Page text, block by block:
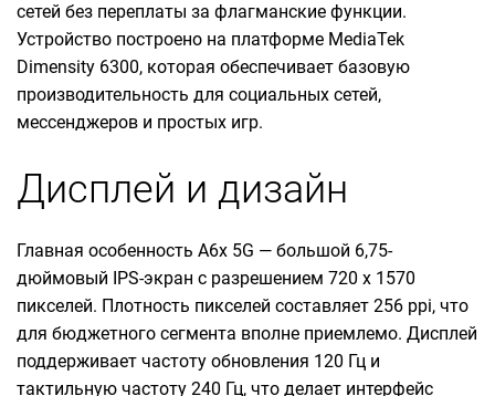
сетей без переплаты за флагманские функции.
Устройство построено на платформе MediaTek
Dimensity 6300, которая обеспечивает базовую
производительность для социальных сетей,
мессенджеров и простых игр.
Дисплей и дизайн
Главная особенность A6x 5G — большой 6,75-
дюймовый IPS-экран с разрешением 720 x 1570
пикселей. Плотность пикселей составляет 256 ppi, что
для бюджетного сегмента вполне приемлемо. Дисплей
поддерживает частоту обновления 120 Гц и
тактильную частоту 240 Гц, что делает интерфейс